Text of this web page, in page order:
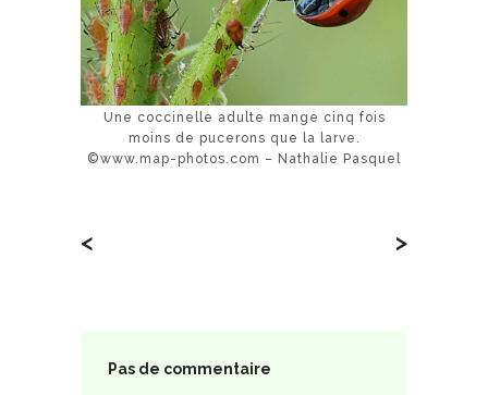
Une coccinelle adulte mange cinq fois
moins de pucerons que la larve.
©www.map-photos.com – Nathalie Pasquel
< >
Pas de commentaire